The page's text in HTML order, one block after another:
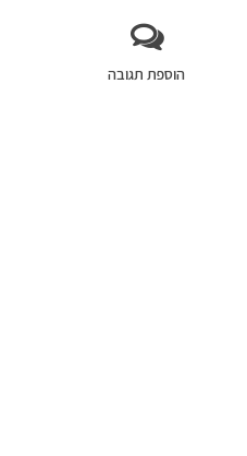
הוספת תגובה